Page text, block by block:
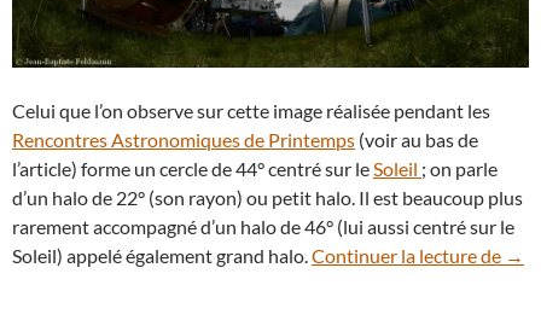
Celui que l’on observe sur cette image réalisée pendant les
Rencontres Astronomiques de Printemps (voir au bas de
l’article) forme un cercle de 44° centré sur leSoleil ; on parle
d’un halo de 22° (son rayon) ou petit halo. Il est beaucoup plus
rarement accompagné d’un halo de 46° (lui aussi centré sur le
Soleil) appelé également grand halo.Continuer la lecture de →